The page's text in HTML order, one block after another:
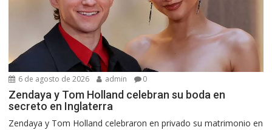
6 de agosto de 2026 admin 0
Zendaya y Tom Holland celebran su boda en
secreto en Inglaterra
Zendaya y Tom Holland celebraron en privado su matrimonio en